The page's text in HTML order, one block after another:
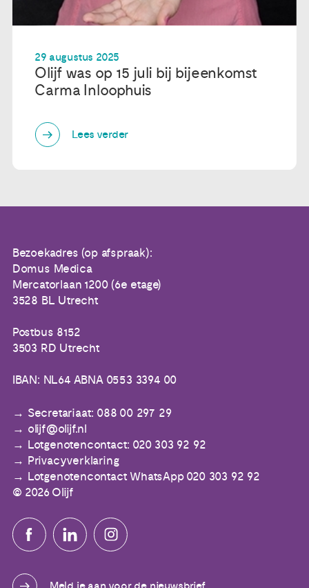
29 augustus 2025
Olijf was op 15 juli bij bijeenkomst
Carma Inloophuis
Lees verder
Bezoekadres (op afspraak):
Domus Medica
Mercatorlaan 1200 (6e etage)
3528 BL Utrecht
Postbus 8152
3503 RD Utrecht
IBAN: NL64 ABNA 0553 3394 00
Secretariaat: 088 00 297 29
olijf@olijf.nl
Lotgenotencontact: 020 303 92 92
Privacyverklaring
Lotgenotencontact WhatsApp 020 303 92 92
© 2026 Olijf